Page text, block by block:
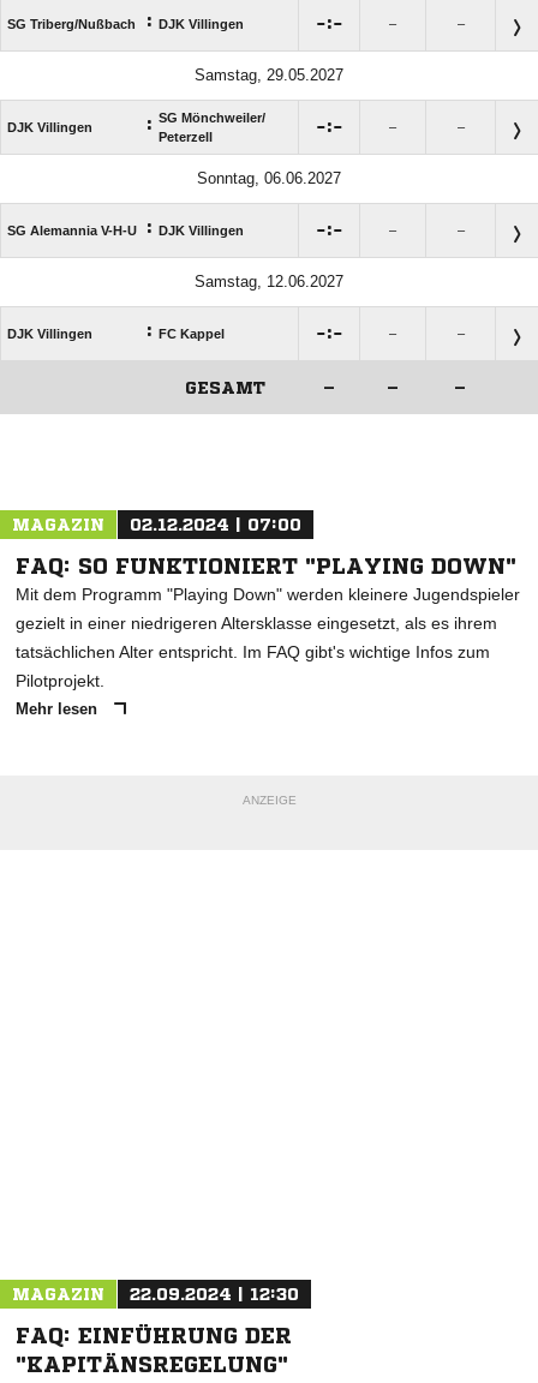
SG Triberg/​Nußbach : DJK Villingen : – –
Samstag, 29.05.2027
DJK Villingen : SG Mönchweiler/​
Peterzell
: – –
Sonntag, 06.06.2027
SG Alemannia V-H-U : DJK Villingen : – –
Samstag, 12.06.2027
DJK Villingen : FC Kappel : – –
GESAMT – – –
MAGAZIN 02.12.2024 | 07:00
FAQ: SO FUNKTIONIERT "PLAYING DOWN"
Mit dem Programm "Playing Down" werden kleinere Jugendspieler
gezielt in einer niedrigeren Altersklasse eingesetzt, als es ihrem
tatsächlichen Alter entspricht. Im FAQ gibt's wichtige Infos zum
Pilotprojekt.
Mehr lesen
ANZEIGE
MAGAZIN 22.09.2024 | 12:30
FAQ: EINFÜHRUNG DER
"KAPITÄNSREGELUNG"